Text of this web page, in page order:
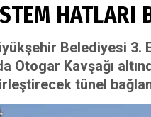
HATLARI
Belediyesi 3.
Otogar Kavşağı
tünel